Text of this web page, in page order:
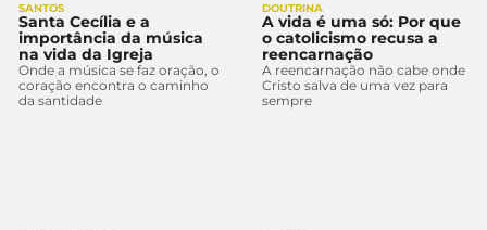
SANTOS
Santa Cecília e a
importância da música
na vida da Igreja
Onde a música se faz oração, o
coração encontra o caminho
da santidade
DOUTRINA
A vida é uma só: Por que
o catolicismo recusa a
reencarnação
A reencarnação não cabe onde
Cristo salva de uma vez para
sempre